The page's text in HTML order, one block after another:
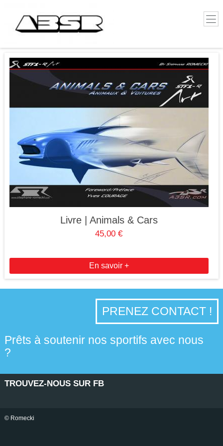
Livre | Animals & Cars
45,00 €
En savoir +
PRENEZ CONTACT !
Prêts à soutenir nos sportifs avec nous
?
TROUVEZ-NOUS SUR FB
© Romecki